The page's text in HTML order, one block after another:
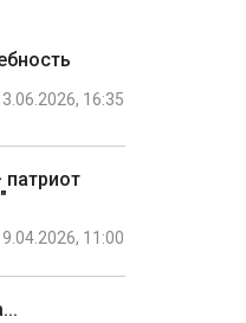
16:35
патриот
11:00